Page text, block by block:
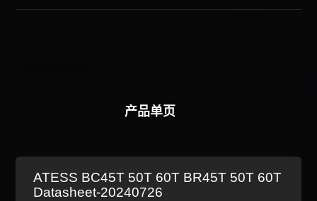
产品单页
ATESS BC45T 50T 60T BR45T 50T 60T
Datasheet-20240726